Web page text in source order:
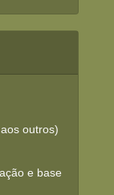
outros)
e base